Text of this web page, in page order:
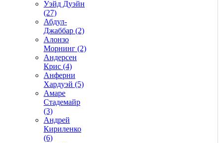
Уэйд Дуэйн
(27)
Абдул-
Джаббар (2)
Алонзо
Морнинг (2)
Андерсен
Крис (4)
Анферни
Xардуэй (5)
Амаре
Стадемайр
(3)
Андрей
Кириленко
(6)